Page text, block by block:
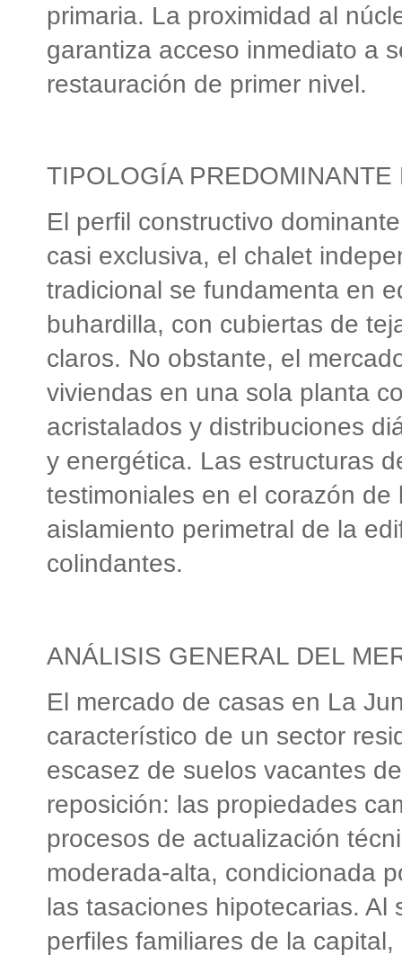
primaria. La proximidad al
garantiza acceso inmediato a
restauración de primer nivel.
TIPOLOGÍA
El perfil constructivo
casi exclusiva, el chalet
tradicional se fundamenta en
buhardilla, con cubiertas de
claros. No obstante, el
viviendas en una sola planta
acristalados y distribuciones
y energética. Las estructuras
testimoniales en el corazón
aislamiento perimetral de la
colindantes.
ANÁLISIS GENERAL DEL
El mercado de casas en La
característico de un sector
escasez de suelos vacantes
reposición: las propiedades
procesos de actualización
moderada-alta, condicionada
las tasaciones hipotecarias.
perfiles familiares de la